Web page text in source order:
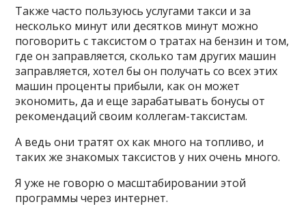
Также часто пользуюсь услугами такси и за
несколько минут или десятков минут можно
поговорить с таксистом о тратах на бензин и том,
где он заправляется, сколько там других машин
заправляется, хотел бы он получать со всех этих
машин проценты прибыли, как он может
экономить, да и еще зарабатывать бонусы от
рекомендаций своим коллегам-таксистам.
А ведь они тратят ох как много на топливо, и
таких же знакомых таксистов у них очень много.
Я уже не говорю о масштабировании этой
программы через интернет.